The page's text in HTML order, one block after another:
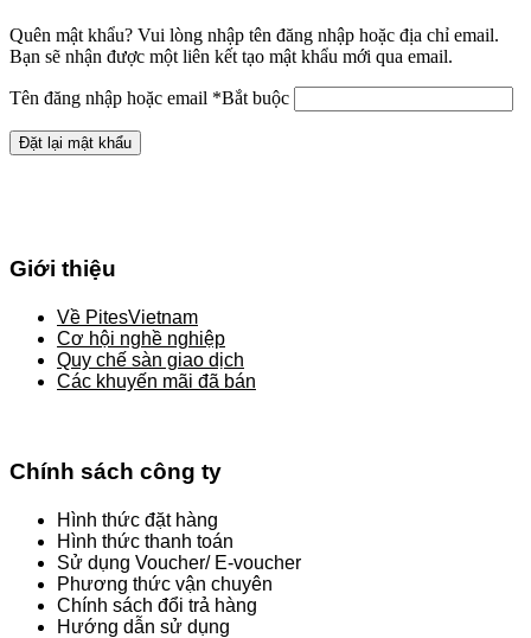
Quên mật khẩu? Vui lòng nhập tên đăng nhập hoặc địa chỉ email.
Bạn sẽ nhận được một liên kết tạo mật khẩu mới qua email.
Tên đăng nhập hoặc email *Bắt buộc
Đặt lại mật khẩu
Giới thiệu
Về PitesVietnam
Cơ hội nghề nghiệp
Quy chế sàn giao dịch
Các khuyến mãi đã bán
Chính sách công ty
Hình thức đặt hàng
Hình thức thanh toán
Sử dụng Voucher/ E-voucher
Phương thức vận chuyên
Chính sách đổi trả hàng
Hướng dẫn sử dụng